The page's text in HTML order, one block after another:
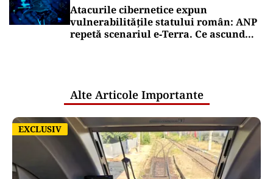
Atacurile cibernetice expun
vulnerabilitățile statului român: ANP
repetă scenariul e‑Terra. Ce ascund
Alte Articole Importante
EXCLUSIV
EXCLUSIV